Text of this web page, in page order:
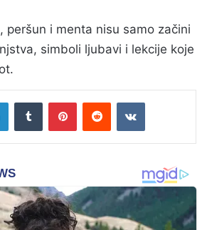
peršun i menta nisu samo začini
simboli ljubavi i lekcije koje
LinkedInTumblr PinterestReddit VKontakte